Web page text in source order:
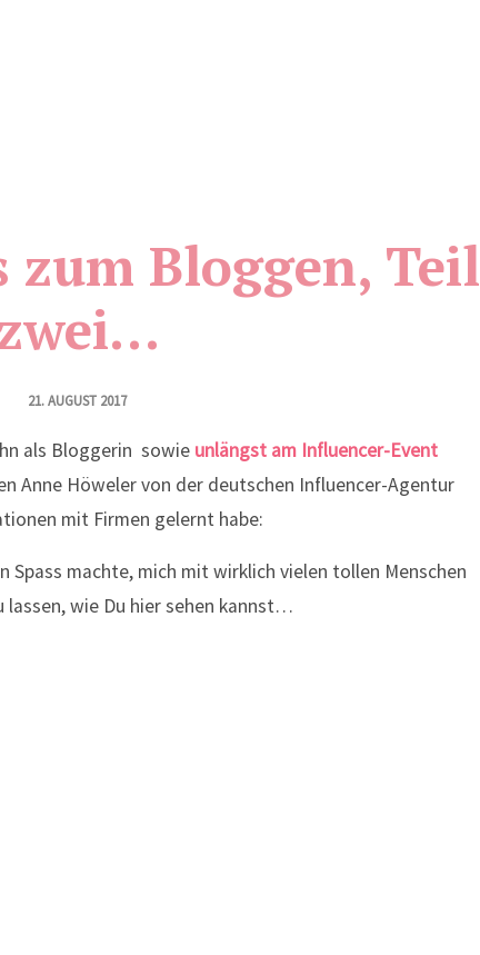
Bloggen, Teil
21. AUGUST 2017
als Bloggerin sowie unlängst am Influencer-Event
Anne Höweler von der deutschen Influencer-Agentur
mit Firmen gelernt habe:
Spass machte, mich mit wirklich vielen tollen Menschen
wie Du hier sehen kannst…